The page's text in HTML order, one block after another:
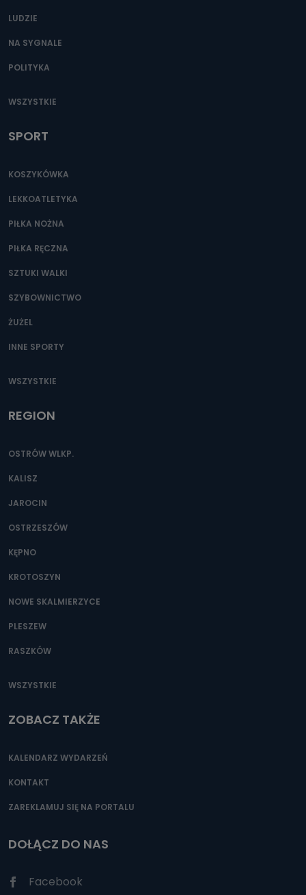
LUDZIE
NA SYGNALE
POLITYKA
WSZYSTKIE
SPORT
KOSZYKÓWKA
LEKKOATLETYKA
PIŁKA NOŻNA
PIŁKA RĘCZNA
SZTUKI WALKI
SZYBOWNICTWO
ŻUŻEL
INNE SPORTY
WSZYSTKIE
REGION
OSTRÓW WLKP.
KALISZ
JAROCIN
OSTRZESZÓW
KĘPNO
KROTOSZYN
NOWE SKALMIERZYCE
PLESZEW
RASZKÓW
WSZYSTKIE
ZOBACZ TAKŻE
KALENDARZ WYDARZEŃ
KONTAKT
ZAREKLAMUJ SIĘ NA PORTALU
DOŁĄCZ DO NAS
Facebook